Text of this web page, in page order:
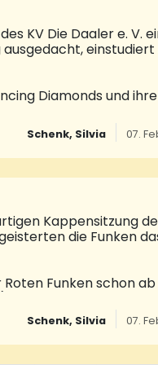
KV Die Daaler e. V.
einstudiert
Diamonds und
tanzten sich in die
die Gäste und es
Florian I. und
bezauberten mit
Schenk, Silvia 07.
Kappensitzung
die Funken
Funken schon ab
des Elferrates und
mit seiner
superschönen
Edelmann bei
Schenk, Silvia 07.